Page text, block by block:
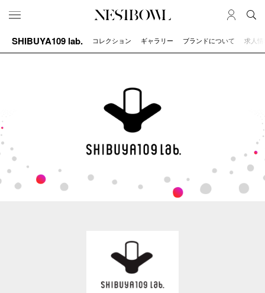
HOME JOB
新着求人
ブランド一覧
エデュケーション
ニュース＆イベント
COLLABORATION
コラボ募集一覧
コラボ実績案内
ログイン
会員登録
SHIBUYA109 lab. コレクション ギャラリー ブランドについて 求人情